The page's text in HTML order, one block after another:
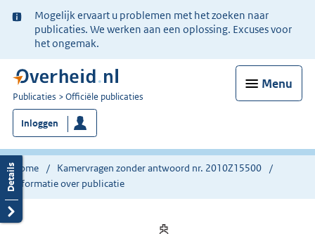
Ter
informatie:
Mogelijk ervaart u problemen met het zoeken naar
publicaties. We werken aan een oplossing. Excuses voor
het ongemak.
Menu
U
bent
nu
hier:
Publicaties Officiële publicaties
Inloggen
Home
Kamervragen zonder antwoord nr. 2010Z15500
Informatie over publicatie